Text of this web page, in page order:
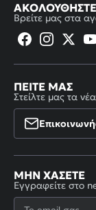
Βρείτε μας στα
ΠΕΊΤΕ ΜΑΣ
Στείλτε μας τα
ΜΗΝ ΧΆΣΕΤΕ
Εγγραφείτε στο